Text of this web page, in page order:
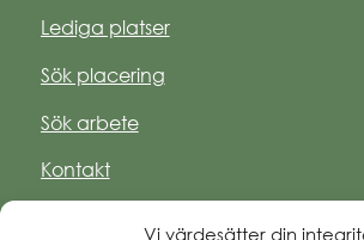
Vi värdesätter din
Lediga platser
Sök placering
Sök arbete
Kontakt